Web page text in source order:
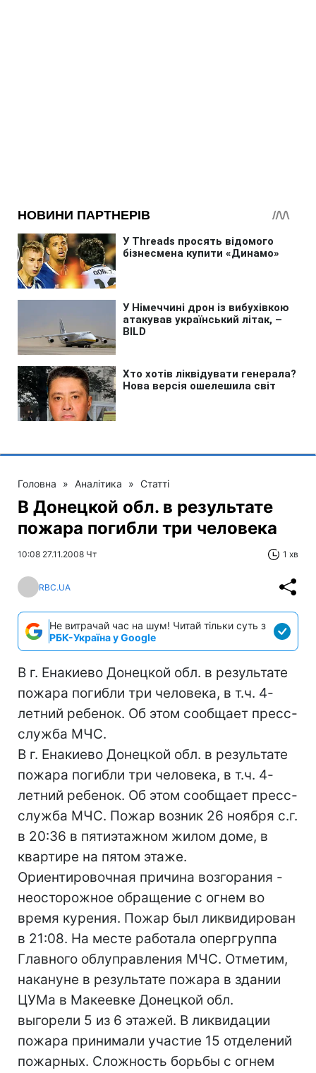
Головна » Аналітика » Статті
В Донецкой обл. в результате
пожара погибли три человека
10:08 27.11.2008 Чт 1 хв
RBC.UA
Не витрачай час на шум! Читай тільки суть з
РБК-Україна у Google
В г. Енакиево Донецкой обл. в результате
пожара погибли три человека, в т.ч. 4-
летний ребенок. Об этом сообщает пресс-
служба МЧС.
В г. Енакиево Донецкой обл. в результате
пожара погибли три человека, в т.ч. 4-
летний ребенок. Об этом сообщает пресс-
служба МЧС. Пожар возник 26 ноября с.г.
в 20:36 в пятиэтажном жилом доме, в
квартире на пятом этаже.
Ориентировочная причина возгорания -
неосторожное обращение с огнем во
время курения. Пожар был ликвидирован
в 21:08. На месте работала опергруппа
Главного облуправления МЧС. Отметим,
накануне в результате пожара в здании
ЦУМа в Макеевке Донецкой обл.
выгорели 5 из 6 этажей. В ликвидации
пожара принимали участие 15 отделений
пожарных. Сложность борьбы с огнем